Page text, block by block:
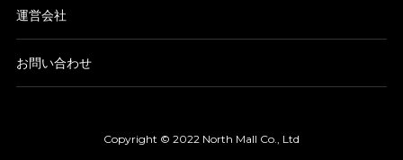
運営会社
お問い合わせ
Copyright © 2022 North Mall Co., Ltd